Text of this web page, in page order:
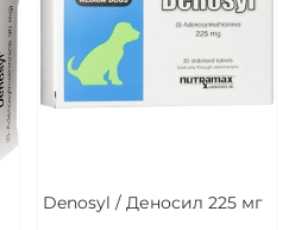
Denosyl / Деносил 225 мг